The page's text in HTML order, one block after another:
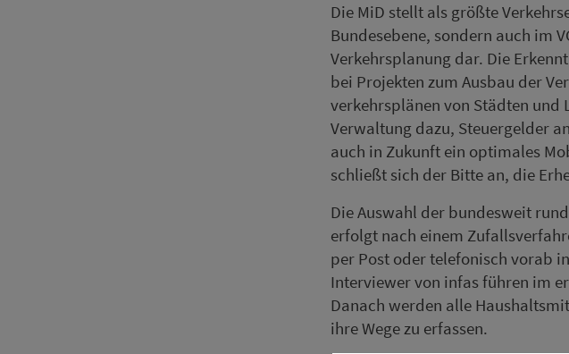
Die MiD stellt als größte
Bundesebene, sondern auch im
Ver­kehrs­pla­nung dar. Die
bei Projekten zum Ausbau der
ver­kehrsplänen von Städten und
Ver­wal­tung dazu, Steuergelder
auch in Zukunft ein optimales
schließt sich der Bitte an, die
Die Auswahl der bundesweit
erfolgt nach einem
per Post oder telefonisch vorab
Interviewer von infas führen im
Danach werden alle
ihre Wege zu erfassen.